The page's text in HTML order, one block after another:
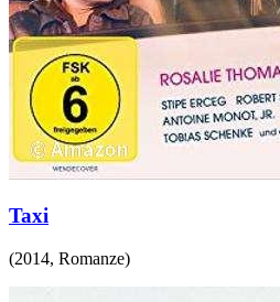
Taxi
(2014, Romanze)